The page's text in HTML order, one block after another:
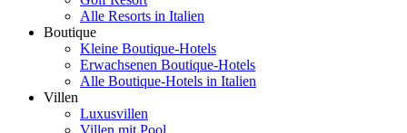
Alle Resorts in Italien
Boutique
Kleine Boutique-Hotels
Erwachsenen Boutique-Hotels
Alle Boutique-Hotels in Italien
Villen
Luxusvillen
Villen mit Pool